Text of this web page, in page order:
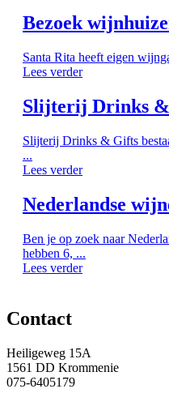
Bezoek
Santa Rita heeft eigen
Lees verder
Slijterij Drinks &
Slijterij Drinks & Gifts
...
Lees verder
Nederlandse
Ben je op zoek naar
hebben 6, ...
Lees verder
Contact
Heiligeweg 15A
1561 DD Krommenie
075-6405179